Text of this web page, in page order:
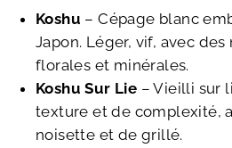
Koshu – Cépage blanc
Japon. Léger, vif, avec
florales et minérales.
Koshu Sur Lie – Vieilli sur
texture et de complexité,
noisette et de grillé.